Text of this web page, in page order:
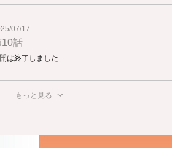
07/17
10話
は終了しました
もっと見る